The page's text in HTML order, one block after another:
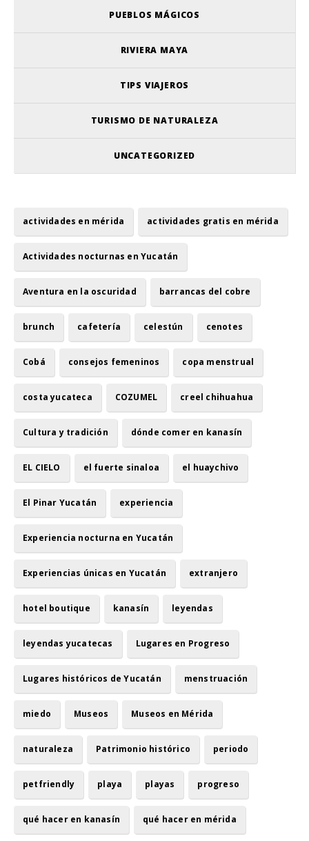
PUEBLOS MÁGICOS
RIVIERA MAYA
TIPS VIAJEROS
TURISMO DE NATURALEZA
UNCATEGORIZED
actividades en mérida actividades gratis en mérida
Actividades nocturnas en Yucatán
Aventura en la oscuridad barrancas del cobre
brunch cafetería celestún cenotes
Cobá consejos femeninos copa menstrual
costa yucateca COZUMEL creel chihuahua
Cultura y tradición dónde comer en kanasín
EL CIELO el fuerte sinaloa el huaychivo
El Pinar Yucatán experiencia
Experiencia nocturna en Yucatán
Experiencias únicas en Yucatán extranjero
hotel boutique kanasín leyendas
leyendas yucatecas Lugares en Progreso
Lugares históricos de Yucatán menstruación
miedo Museos Museos en Mérida
naturaleza Patrimonio histórico periodo
petfriendly playa playas progreso
qué hacer en kanasín qué hacer en mérida